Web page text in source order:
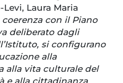
Laura Maria
con il Piano
deliberato dagli
si configurano
alla
alla vita culturale del